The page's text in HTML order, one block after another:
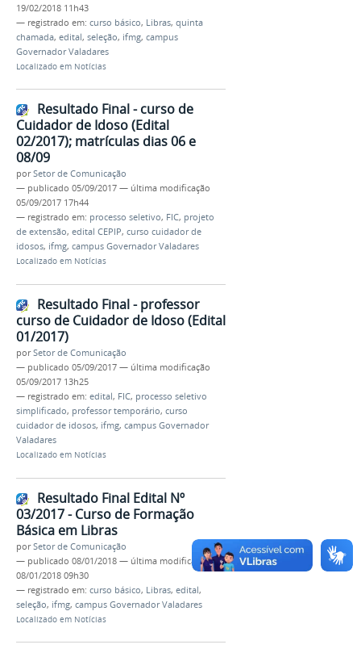
19/02/2018 11h43
— registrado em: curso básico, Libras, quinta
chamada, edital, seleção, ifmg, campus
Governador Valadares
Localizado em Notícias
Resultado Final - curso de
Cuidador de Idoso (Edital
02/2017); matrículas dias 06 e
08/09
porSetor de Comunicação
— publicado 05/09/2017 — última modificação
05/09/2017 17h44
— registrado em: processo seletivo, FIC, projeto
de extensão, edital CEPIP, curso cuidador de
idosos, ifmg, campus Governador Valadares
Localizado em Notícias
Resultado Final - professor
curso de Cuidador de Idoso (Edital
01/2017)
porSetor de Comunicação
— publicado 05/09/2017 — última modificação
05/09/2017 13h25
— registrado em: edital, FIC, processo seletivo
simplificado, professor temporário, curso
cuidador de idosos, ifmg, campus Governador
Valadares
Localizado em Notícias
Resultado Final Edital Nº
03/2017 - Curso de Formação
Básica em Libras
porSetor de Comunicação
— publicado 08/01/2018 — última modificação
08/01/2018 09h30
— registrado em: curso básico, Libras, edital,
seleção, ifmg, campus Governador Valadares
Localizado em Notícias